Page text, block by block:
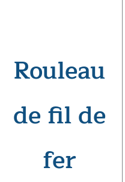
Rouleau
de fil de
fer